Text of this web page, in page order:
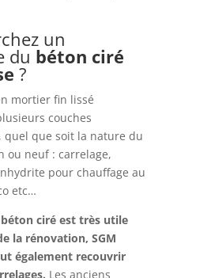
un
du béton ciré
?
mortier fin lissé
couches
que soit la nature du
ou neuf : carrelage,
pour chauffage au
etc…
ciré est très utile
la rénovation, SGM
également recouvrir
Les anciens